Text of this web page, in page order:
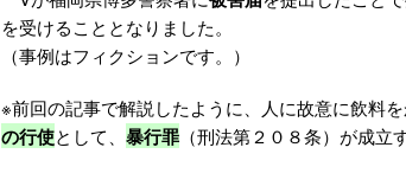
を受けることとなりました。
（事例はフィクションです。）
※前回の記事で解説したように、人に故意に飲料を
の行使として、 暴行罪 （刑法第２０８条）が成立